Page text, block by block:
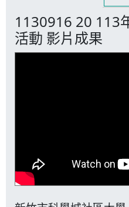
1130916 20 113
活動 影片成果